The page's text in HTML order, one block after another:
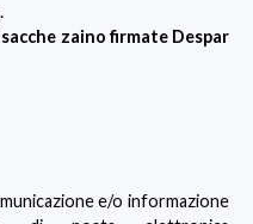
.
sacche zaino firmate Despar
e/o informazione